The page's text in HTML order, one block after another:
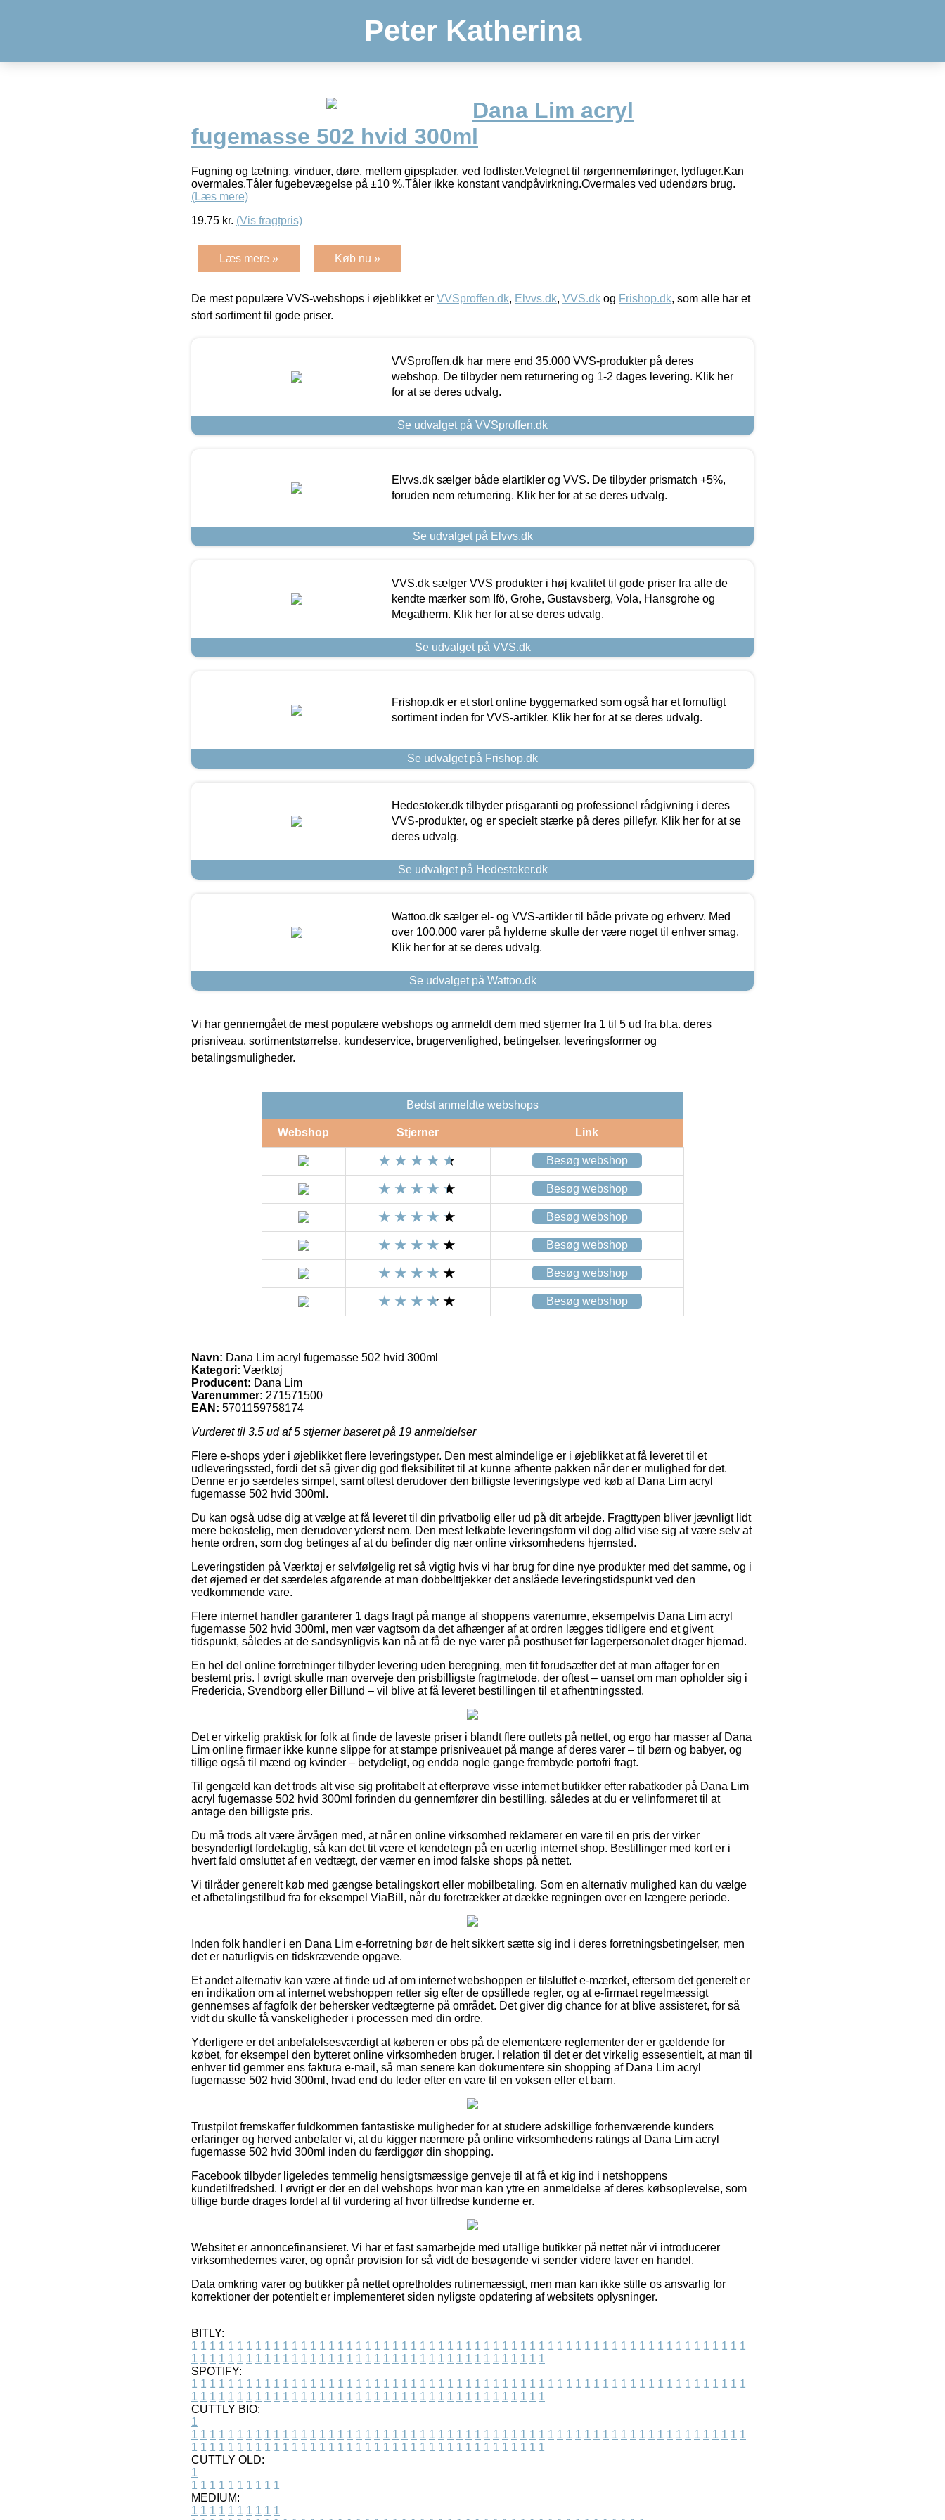
Peter Katherina
Dana Lim acryl
fugemasse 502 hvid 300ml
Fugning og tætning, vinduer, døre, mellem gipsplader, ved fodlister.Velegnet til rørgennemføringer, lydfuger.Kan
overmales.Tåler fugebevægelse på ±10 %.Tåler ikke konstant vandpåvirkning.Overmales ved udendørs brug.
(Læs mere)
19.75 kr. (Vis fragtpris)
Læs mere » Køb nu »
De mest populære VVS-webshops i øjeblikket er VVSproffen.dk, Elvvs.dk, VVS.dk og Frishop.dk, som alle har et
stort sortiment til gode priser.
VVSproffen.dk har mere end 35.000 VVS-produkter på deres
webshop. De tilbyder nem returnering og 1-2 dages levering. Klik her
for at se deres udvalg.
Se udvalget på VVSproffen.dk
Elvvs.dk sælger både elartikler og VVS. De tilbyder prismatch +5%,
foruden nem returnering. Klik her for at se deres udvalg.
Se udvalget på Elvvs.dk
VVS.dk sælger VVS produkter i høj kvalitet til gode priser fra alle de
kendte mærker som Ifö, Grohe, Gustavsberg, Vola, Hansgrohe og
Megatherm. Klik her for at se deres udvalg.
Se udvalget på VVS.dk
Frishop.dk er et stort online byggemarked som også har et fornuftigt
sortiment inden for VVS-artikler. Klik her for at se deres udvalg.
Se udvalget på Frishop.dk
Hedestoker.dk tilbyder prisgaranti og professionel rådgivning i deres
VVS-produkter, og er specielt stærke på deres pillefyr. Klik her for at se
deres udvalg.
Se udvalget på Hedestoker.dk
Wattoo.dk sælger el- og VVS-artikler til både private og erhverv. Med
over 100.000 varer på hylderne skulle der være noget til enhver smag.
Klik her for at se deres udvalg.
Se udvalget på Wattoo.dk
Vi har gennemgået de mest populære webshops og anmeldt dem med stjerner fra 1 til 5 ud fra bl.a. deres
prisniveau, sortimentstørrelse, kundeservice, brugervenlighed, betingelser, leveringsformer og
betalingsmuligheder.
Bedst anmeldte webshops
Webshop Stjerner Link
Besøg webshop
Besøg webshop
Besøg webshop
Besøg webshop
Besøg webshop
Besøg webshop
Navn: Dana Lim acryl fugemasse 502 hvid 300ml
Kategori: Værktøj
Producent: Dana Lim
Varenummer: 271571500
EAN: 5701159758174
Vurderet til 3.5 ud af 5 stjerner baseret på 19 anmeldelser
Flere e-shops yder i øjeblikket flere leveringstyper. Den mest almindelige er i øjeblikket at få leveret til et
udleveringssted, fordi det så giver dig god fleksibilitet til at kunne afhente pakken når der er mulighed for det.
Denne er jo særdeles simpel, samt oftest derudover den billigste leveringstype ved køb af Dana Lim acryl
fugemasse 502 hvid 300ml.
Du kan også udse dig at vælge at få leveret til din privatbolig eller ud på dit arbejde. Fragttypen bliver jævnligt lidt
mere bekostelig, men derudover yderst nem. Den mest letkøbte leveringsform vil dog altid vise sig at være selv at
hente ordren, som dog betinges af at du befinder dig nær online virksomhedens hjemsted.
Leveringstiden på Værktøj er selvfølgelig ret så vigtig hvis vi har brug for dine nye produkter med det samme, og i
det øjemed er det særdeles afgørende at man dobbelttjekker det anslåede leveringstidspunkt ved den
vedkommende vare.
Flere internet handler garanterer 1 dags fragt på mange af shoppens varenumre, eksempelvis Dana Lim acryl
fugemasse 502 hvid 300ml, men vær vagtsom da det afhænger af at ordren lægges tidligere end et givent
tidspunkt, således at de sandsynligvis kan nå at få de nye varer på posthuset før lagerpersonalet drager hjemad.
En hel del online forretninger tilbyder levering uden beregning, men tit forudsætter det at man aftager for en
bestemt pris. I øvrigt skulle man overveje den prisbilligste fragtmetode, der oftest – uanset om man opholder sig i
Fredericia, Svendborg eller Billund – vil blive at få leveret bestillingen til et afhentningssted.
Det er virkelig praktisk for folk at finde de laveste priser i blandt flere outlets på nettet, og ergo har masser af Dana
Lim online firmaer ikke kunne slippe for at stampe prisniveauet på mange af deres varer – til børn og babyer, og
tillige også til mænd og kvinder – betydeligt, og endda nogle gange frembyde portofri fragt.
Til gengæld kan det trods alt vise sig profitabelt at efterprøve visse internet butikker efter rabatkoder på Dana Lim
acryl fugemasse 502 hvid 300ml forinden du gennemfører din bestilling, således at du er velinformeret til at
antage den billigste pris.
Du må trods alt være årvågen med, at når en online virksomhed reklamerer en vare til en pris der virker
besynderligt fordelagtig, så kan det tit være et kendetegn på en uærlig internet shop. Bestillinger med kort er i
hvert fald omsluttet af en vedtægt, der værner en imod falske shops på nettet.
Vi tilråder generelt køb med gængse betalingskort eller mobilbetaling. Som en alternativ mulighed kan du vælge
et afbetalingstilbud fra for eksempel ViaBill, når du foretrækker at dække regningen over en længere periode.
Inden folk handler i en Dana Lim e-forretning bør de helt sikkert sætte sig ind i deres forretningsbetingelser, men
det er naturligvis en tidskrævende opgave.
Et andet alternativ kan være at finde ud af om internet webshoppen er tilsluttet e-mærket, eftersom det generelt er
en indikation om at internet webshoppen retter sig efter de opstillede regler, og at e-firmaet regelmæssigt
gennemses af fagfolk der behersker vedtægterne på området. Det giver dig chance for at blive assisteret, for så
vidt du skulle få vanskeligheder i processen med din ordre.
Yderligere er det anbefalelsesværdigt at køberen er obs på de elementære reglementer der er gældende for
købet, for eksempel den bytteret online virksomheden bruger. I relation til det er det virkelig essesentielt, at man til
enhver tid gemmer ens faktura e-mail, så man senere kan dokumentere sin shopping af Dana Lim acryl
fugemasse 502 hvid 300ml, hvad end du leder efter en vare til en voksen eller et barn.
Trustpilot fremskaffer fuldkommen fantastiske muligheder for at studere adskillige forhenværende kunders
erfaringer og herved anbefaler vi, at du kigger nærmere på online virksomhedens ratings af Dana Lim acryl
fugemasse 502 hvid 300ml inden du færdiggør din shopping.
Facebook tilbyder ligeledes temmelig hensigtsmæssige genveje til at få et kig ind i netshoppens
kundetilfredshed. I øvrigt er der en del webshops hvor man kan ytre en anmeldelse af deres købsoplevelse, som
tillige burde drages fordel af til vurdering af hvor tilfredse kunderne er.
Websitet er annoncefinansieret. Vi har et fast samarbejde med utallige butikker på nettet når vi introducerer
virksomhedernes varer, og opnår provision for så vidt de besøgende vi sender videre laver en handel.
Data omkring varer og butikker på nettet opretholdes rutinemæssigt, men man kan ikke stille os ansvarlig for
korrektioner der potentielt er implementeret siden nyligste opdatering af websitets oplysninger.
BITLY:
1 1 1 1 1 1 1 1 1 1 1 1 1 1 1 1 1 1 1 1 1 1 1 1 1 1 1 1 1 1 1 1 1 1 1 1 1 1 1 1 1 1 1 1 1 1 1 1 1 1 1 1 1 1 1 1 1 1 1 1 1
1 1 1 1 1 1 1 1 1 1 1 1 1 1 1 1 1 1 1 1 1 1 1 1 1 1 1 1 1 1 1 1 1 1 1 1 1 1 1
SPOTIFY:
1 1 1 1 1 1 1 1 1 1 1 1 1 1 1 1 1 1 1 1 1 1 1 1 1 1 1 1 1 1 1 1 1 1 1 1 1 1 1 1 1 1 1 1 1 1 1 1 1 1 1 1 1 1 1 1 1 1 1 1 1
1 1 1 1 1 1 1 1 1 1 1 1 1 1 1 1 1 1 1 1 1 1 1 1 1 1 1 1 1 1 1 1 1 1 1 1 1 1 1
CUTTLY BIO:
1
1 1 1 1 1 1 1 1 1 1 1 1 1 1 1 1 1 1 1 1 1 1 1 1 1 1 1 1 1 1 1 1 1 1 1 1 1 1 1 1 1 1 1 1 1 1 1 1 1 1 1 1 1 1 1 1 1 1 1 1 1
1 1 1 1 1 1 1 1 1 1 1 1 1 1 1 1 1 1 1 1 1 1 1 1 1 1 1 1 1 1 1 1 1 1 1 1 1 1 1
CUTTLY OLD:
1
1 1 1 1 1 1 1 1 1 1
MEDIUM:
1 1 1 1 1 1 1 1 1 1